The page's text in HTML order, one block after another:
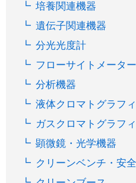
培養関連機器
遺伝子関連機器
分光光度計
フローサイトメーター
分析機器
液体クロマトグラフ
ガスクロマトグラフ
顕微鏡・光学機器
クリーンベンチ・安